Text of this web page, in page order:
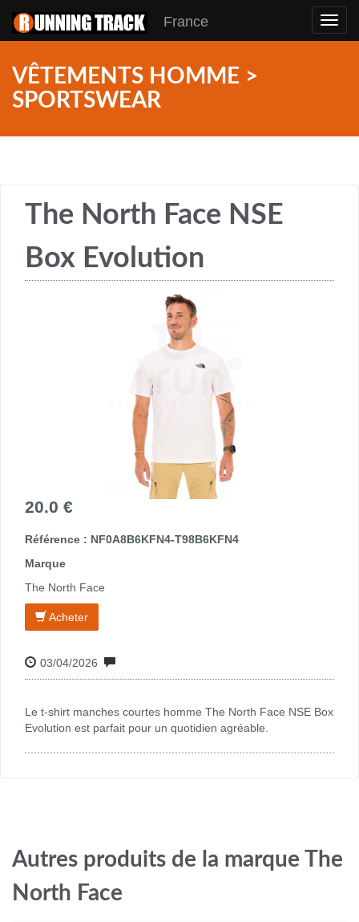
France
VÊTEMENTS HOMME >
SPORTSWEAR
The North Face NSE
Box Evolution
20.0 €
Référence : NF0A8B6KFN4-T98B6KFN4
Marque
The North Face
Acheter
03/04/2026
Le t-shirt manches courtes homme The North Face NSE Box
Evolution est parfait pour un quotidien agréable.
Autres produits de la marque The
North Face